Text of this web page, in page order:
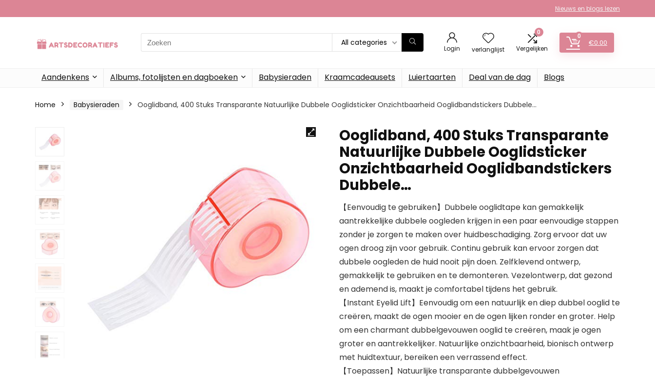
Nieuws en blogs lezen
Search
for:
All categories
Login verlanglijst
0
Vergelijken
0
€0.00
Aandenkens Albums, fotolijsten en dagboeken Babysieraden Kraamcadeausets Luiertaarten Deal van de dag Blogs
Home Babysieraden Ooglidband, 400 Stuks Transparante Natuurlijke Dubbele Ooglidsticker Onzichtbaarheid Ooglidbandstickers Dubbele…
Ooglidband, 400 Stuks Transparante
Natuurlijke Dubbele Ooglidsticker
Onzichtbaarheid Ooglidbandstickers
Dubbele…
【Eenvoudig te gebruiken】Dubbele ooglidtape kan gemakkelijk
aantrekkelijke dubbele oogleden krijgen in een paar eenvoudige stappen
zonder je zorgen te maken over huidbeschadiging. Zorg ervoor dat uw
ogen droog zijn voor gebruik. Continu gebruik kan ervoor zorgen dat
dubbele oogleden de huid nooit pijn doen. Zelfklevend ontwerp,
gemakkelijk te gebruiken en te demonteren. Vezelontwerp, dat gezond
en ademend is, maakt je comfortabel tijdens het gebruik.
【Instant Eyelid Lift】Eenvoudig om een ​​natuurlijk en diep dubbel ooglid te
creëren, maakt de ogen mooier en de ogen lijken ronder en groter. Help
om een ​​charmant dubbelgevouwen ooglid te creëren, maak je ogen
groter en aantrekkelijker. Natuurlijke onzichtbaarheid, bionisch ontwerp
met huidtextuur, bereiken een verrassend effect.
【Toepassen】Natuurlijke transparante dubbelgevouwen